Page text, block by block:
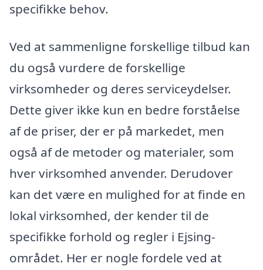
specifikke behov.
Ved at sammenligne forskellige tilbud kan
du også vurdere de forskellige
virksomheder og deres serviceydelser.
Dette giver ikke kun en bedre forståelse
af de priser, der er på markedet, men
også af de metoder og materialer, som
hver virksomhed anvender. Derudover
kan det være en mulighed for at finde en
lokal virksomhed, der kender til de
specifikke forhold og regler i Ejsing-
området. Her er nogle fordele ved at